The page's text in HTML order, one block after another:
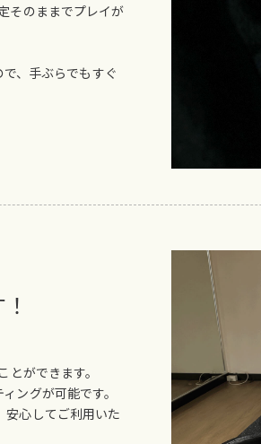
そのままでプレイが
、手ぶらでもすぐ
ができます。
ングが可能です。
安心してご利用いた